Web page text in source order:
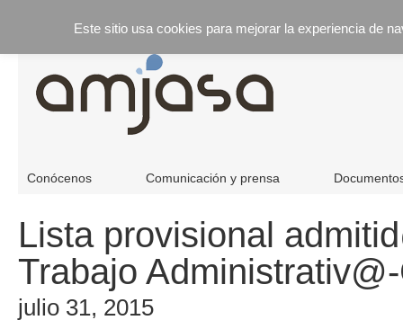
Conócenos Comunicación y prensa
Lista provisional
Trabajo
julio 31, 2015
Este sitio usa cookies para mejorar la experiencia de